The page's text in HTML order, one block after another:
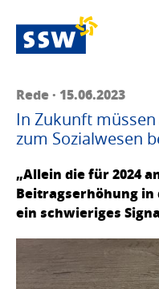
Rede · 15.06.2023
In Zukunft
zum Sozialwesen
„Allein die für 2024
Beitragserhöhung in
ein schwieriges